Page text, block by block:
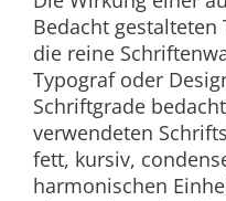
Bedacht
die reine
Typograf oder
Schriftgrade
verwendeten
fett, kursiv,
harmonischen